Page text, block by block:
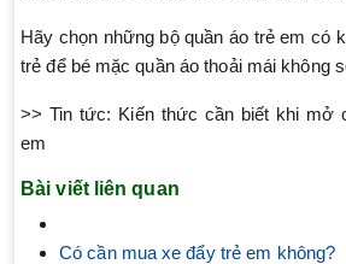
Hãy chọn những bộ quần áo trẻ em
trẻ để bé mặc quần áo thoải mái không
>> Tin tức: Kiến thức cần biết khi mở
em
Bài viết liên quan
Có cần mua xe đẩy trẻ em không?